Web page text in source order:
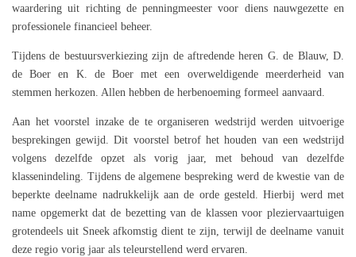
waardering uit richting de penningmeester voor diens nauwgezette en
professionele financieel beheer.
Tijdens de bestuursverkiezing zijn de aftredende heren G. de Blauw, D.
de Boer en K. de Boer met een overweldigende meerderheid van
stemmen herkozen. Allen hebben de herbenoeming formeel aanvaard.
Aan het voorstel inzake de te organiseren wedstrijd werden uitvoerige
besprekingen gewijd. Dit voorstel betrof het houden van een wedstrijd
volgens dezelfde opzet als vorig jaar, met behoud van dezelfde
klassenindeling. Tijdens de algemene bespreking werd de kwestie van de
beperkte deelname nadrukkelijk aan de orde gesteld. Hierbij werd met
name opgemerkt dat de bezetting van de klassen voor pleziervaartuigen
grotendeels uit Sneek afkomstig dient te zijn, terwijl de deelname vanuit
deze regio vorig jaar als teleurstellend werd ervaren.